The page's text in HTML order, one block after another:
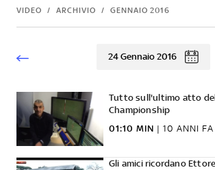
VIDEO ARCHIVIO GENNAIO 2016
24 Gennaio 2016
Tutto sull'ultimo atto
Championship
01:10 MIN | 10 ANNI FA
Gli amici ricordano